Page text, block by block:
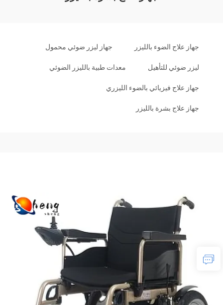
جهاز علاج الضوء بالليزر جهاز ليزر ضوئي محمول
ليزر ضوئي للتأهيل معدات طبية بالليزر الضوئي
جهاز علاج فيزيائي بالضوء الليزري
جهاز علاج بشرة بالليزر